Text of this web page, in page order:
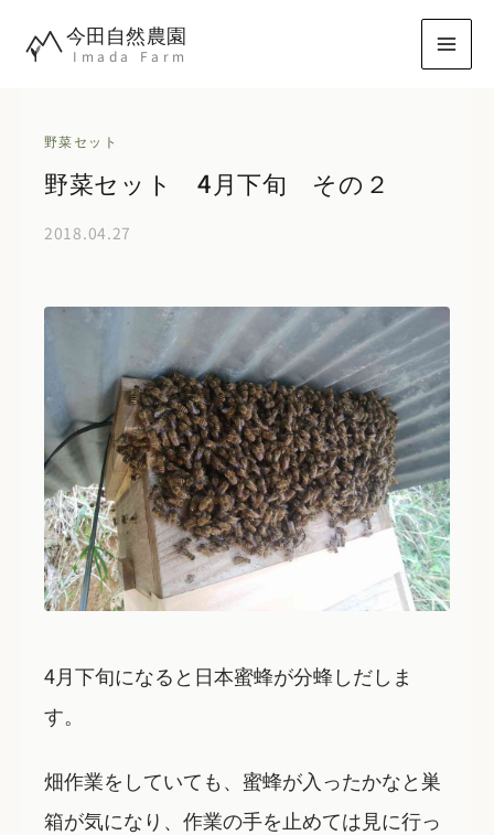
今田自然農園
Imada Farm
野菜セット
野菜セット 4月下旬 その２
2018.04.27
4月下旬になると日本蜜蜂が分蜂しだしま
す。
畑作業をしていても、蜜蜂が入ったかなと巣
箱が気になり、作業の手を止めては見に行っ